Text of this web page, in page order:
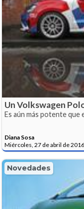
Un Volkswagen
Es aún más potente que
Diana Sosa
Miércoles, 27 de abril de 2016
Novedades